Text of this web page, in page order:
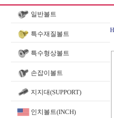
일반볼트
특수재질볼트
특수형상볼트
손잡이볼트
지지대(SUPPORT)
인치볼트(INCH)